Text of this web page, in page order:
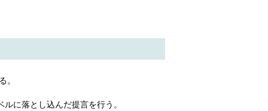
に落とし込んだ提言を行う。